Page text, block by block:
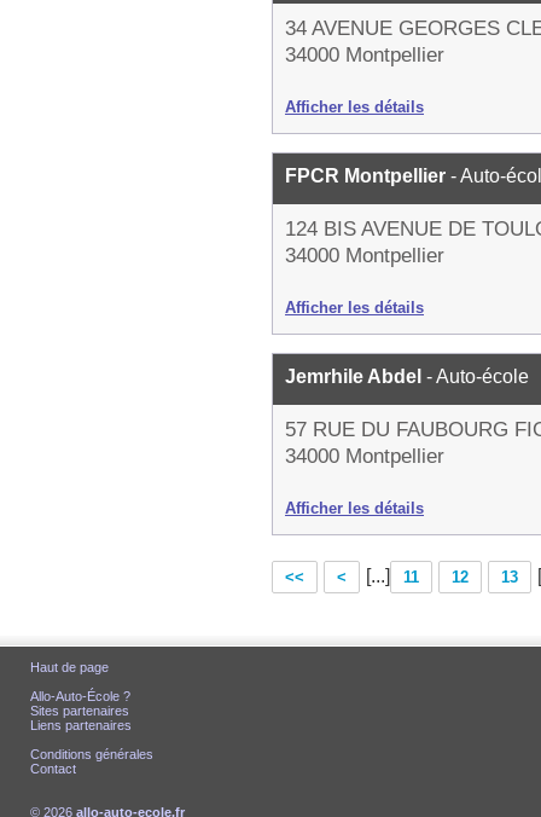
34 AVENUE GEORGES
34000 Montpellier
Afficher les détails
FPCR Montpellier - Auto-
124 BIS AVENUE DE
34000 Montpellier
Afficher les détails
Jemrhile Abdel - Auto-école
57 RUE DU FAUBOURG
34000 Montpellier
Afficher les détails
<< < [...] 11 12 13
Haut de page
Allo-Auto-École ?
Sites partenaires
Liens partenaires
Conditions générales
Contact
© 2026 allo-auto-ecole.fr